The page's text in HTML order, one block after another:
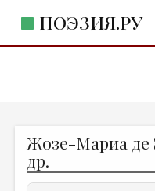
ПОЭЗИЯ.РУ
ЖАНРЫ
АВТОРЫ
Жозе-Мариа де
др.